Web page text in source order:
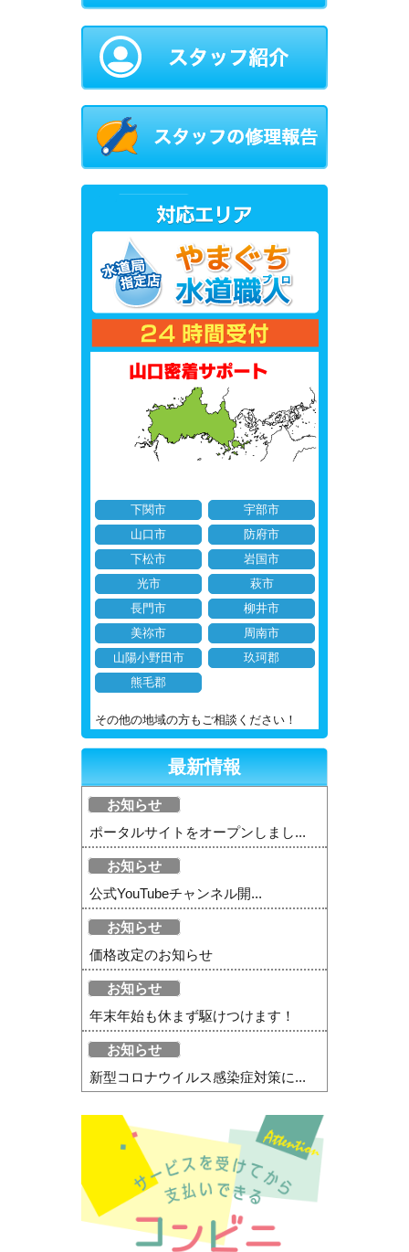
下関市
宇部市
山口市
防府市
下松市
岩国市
光市
萩市
長門市
柳井市
美祢市
周南市
山陽小野田市
玖珂郡
熊毛郡
その他の地域の方もご相談ください！
最新情報
お知らせ
ポータルサイトをオープンしまし...
お知らせ
公式YouTubeチャンネル開...
お知らせ
価格改定のお知らせ
お知らせ
年末年始も休まず駆けつけます！
お知らせ
新型コロナウイルス感染症対策に...